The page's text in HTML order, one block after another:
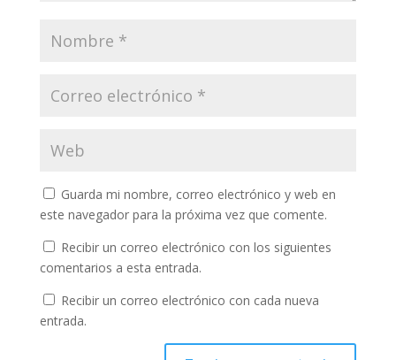
Guarda mi nombre, correo electrónico y web en
este navegador para la próxima vez que comente.
Recibir un correo electrónico con los siguientes
comentarios a esta entrada.
Recibir un correo electrónico con cada nueva
entrada.